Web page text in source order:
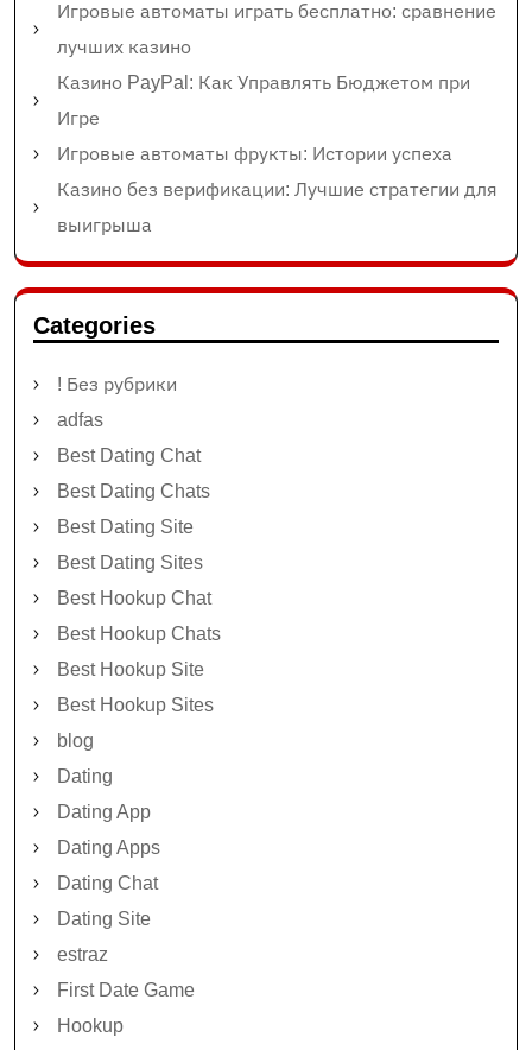
Игровые автоматы играть бесплатно: сравнение
лучших казино
Казино PayPal: Как Управлять Бюджетом при
Игре
Игровые автоматы фрукты: Истории успеха
Казино без верификации: Лучшие стратегии для
выигрыша
Categories
! Без рубрики
adfas
Best Dating Chat
Best Dating Chats
Best Dating Site
Best Dating Sites
Best Hookup Chat
Best Hookup Chats
Best Hookup Site
Best Hookup Sites
blog
Dating
Dating App
Dating Apps
Dating Chat
Dating Site
estraz
First Date Game
Hookup